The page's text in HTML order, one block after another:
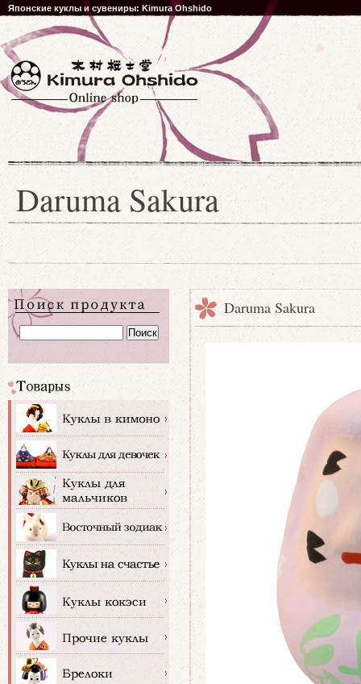
Японские куклы и сувениры: Kimura Ohshido
Daruma Sakura
Daruma Sakura